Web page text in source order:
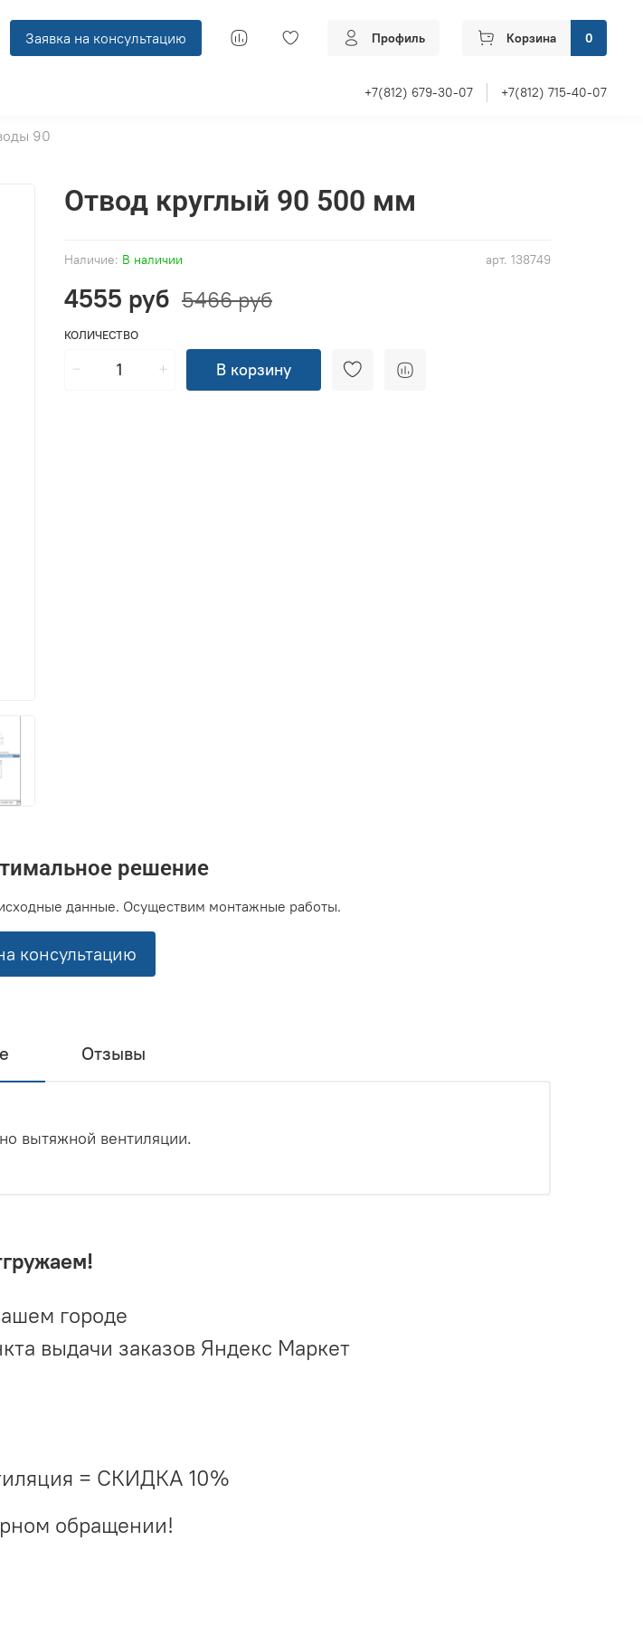
Заявка на консультацию Профиль Корзина 0
+7(812) 679-30-07 +7(812) 715-40-07
90
арт. 138749
Наличие: В наличии
Отвод круглый 90 500 мм
4555 руб 5466 руб
КОЛИЧЕСТВО
В корзину
решение
данные. Осуществим монтажные работы.
консультацию
Отзывы
вытяжной вентиляции.
городе
выдачи заказов Яндекс Маркет
= СКИДКА 10%
обращении!